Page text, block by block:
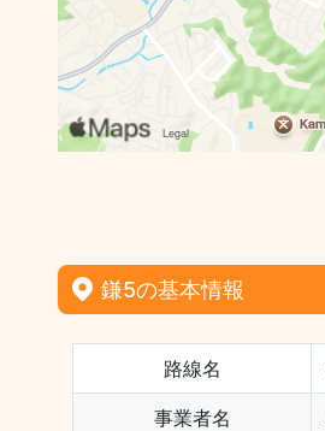
鎌5の基本情報
路線名
事業者名